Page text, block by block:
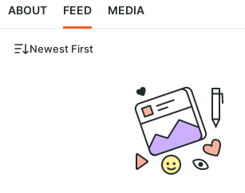
ABOUT FEED MEDIA
Newest First